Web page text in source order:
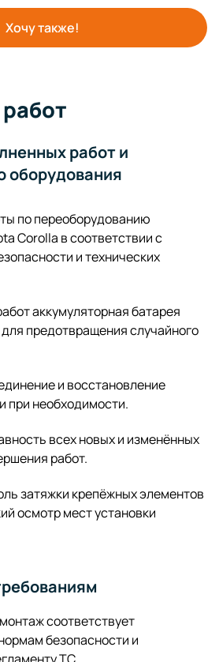
Хочу также!
работ и
оборудования
по переоборудованию
Corolla в соответствии с
и технических
аккумуляторная батарея
предотвращения случайного
и восстановление
при необходимости.
всех новых и изменённых
работ.
затяжки крепёжных элементов
осмотр мест установки
соответствует
безопасности и